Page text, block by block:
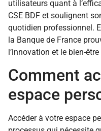
utilisateurs quant à
CSE BDF et soulignent
quotidien professionnel.
la Banque de France
l’innovation et le bien-
Comment
espace
Accéder à votre espace